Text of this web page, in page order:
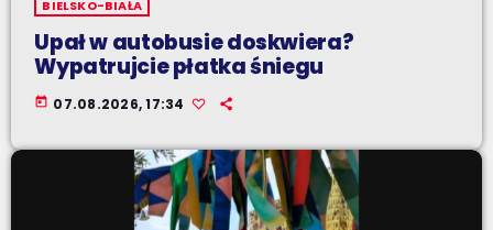
BIELSKO-BIAŁA
Upał w autobusie doskwiera?
Wypatrujcie płatka śniegu
today 07.08.2026, 17:34